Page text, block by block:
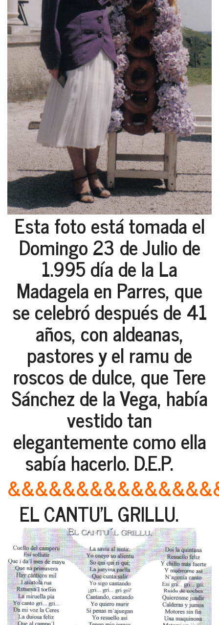
Esta foto está tomada el
Domingo 23 de Julio de
1.995 día de la La
Madagela en Parres, que
se celebró después de 41
años, con aldeanas,
pastores y el ramu de
roscos de dulce, que Tere
Sánchez de la Vega, había
vestido tan
elegantemente como ella
sabía hacerlo. D.E.P.
EL CANTU'L GRILLU.